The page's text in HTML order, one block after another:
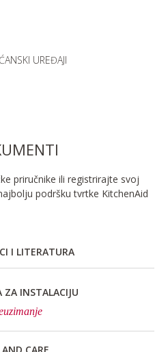
UREĐAJI
priručnike ili registrirajte svoj
podršku tvrtke KitchenAid
I LITERATURA
ZA INSTALACIJU